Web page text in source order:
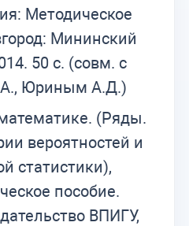
Методическое
Мининский
50 с. (совм. с
Юриным А.Д.)
(Ряды.
вероятностей и
статистики),
пособие.
ВПИГУ,